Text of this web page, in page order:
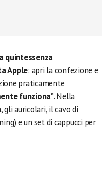
quintessenza
Apple: apri la confezione e
praticamente
funziona”. Nella
auricolari, il cavo di
e un set di cappucci per